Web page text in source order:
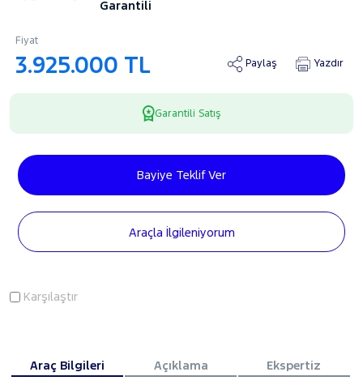
Garantili
Fiyat
3.925.000 TL Paylaş Yazdır
Garantili Satış
Bayiye Teklif Ver
Araçla İlgileniyorum
Karşılaştır
Araç Bilgileri Açıklama
Ekspertiz